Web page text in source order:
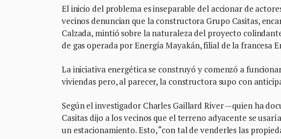
El inicio del problema es inseparable del accionar de
vecinos denuncian que la constructora Grupo Casitas,
Calzada, mintió sobre la naturaleza del proyecto
de gas operada por Energía Mayakán, filial de la francesa
La iniciativa energética se construyó y comenzó a
viviendas pero, al parecer, la constructora supo con
Según el investigador Charles Gaillard River —quien ha
Casitas dijo a los vecinos que el terreno adyacente se
un estacionamiento. Esto, “con tal de venderles las